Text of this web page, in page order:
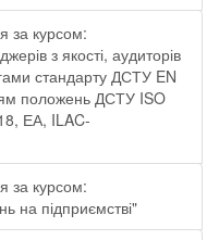
за курсом:
з якості, аудиторів
стандарту ДСТУ EN
положень ДСТУ ISO
ЕА, ILAC-
за курсом:
на підприємстві"